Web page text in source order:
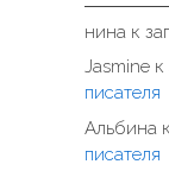
нина к
Jasmine к
писателя
Альбина
писателя